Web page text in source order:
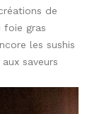
de
foie gras
les sushis
saveurs